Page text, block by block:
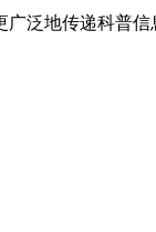
泛地传递科普